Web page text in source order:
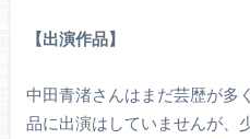
【出演作品】
中田青渚さんはまだ芸歴が多
品に出演はしていませんが、